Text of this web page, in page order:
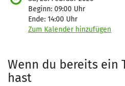
Beginn: 09:00 Uhr
Ende: 14:00 Uhr
Zum Kalender hinzufügen
Wenn du bereits ein
hast